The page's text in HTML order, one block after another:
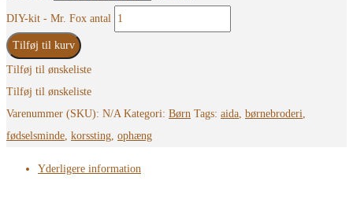
DIY-kit - Mr. Fox antal
Tilføj til kurv
Tilføj til ønskeliste
Tilføj til ønskeliste
Varenummer (SKU): N/A Kategori: Børn Tags: aida børnebroderi
fødselsminde korssting ophæng
Yderligere information